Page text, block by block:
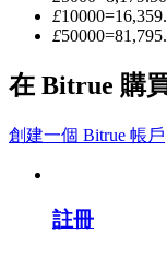
成為跟單交易
£10000=
£50000=
在 Bitrue 購
創建一個 Bitrue 帳戶
註冊